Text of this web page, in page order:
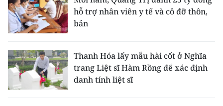
hỗ trợ nhân viên y tế và cô đỡ thôn,
bản
Thanh Hóa lấy mẫu hài cốt ở Nghĩa
trang Liệt sĩ Hàm Rồng để xác định
danh tính liệt sĩ